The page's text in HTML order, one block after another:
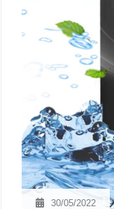
30/05/2022